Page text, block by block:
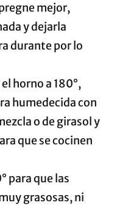
mejor,
y dejarla
durante por lo
horno a 180°,
humedecida con
o de girasol y
que se cocinen
para que las
grasosas, ni